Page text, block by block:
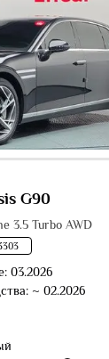
G90
3.5 Turbo AWD
03.2026
~ 02.2026